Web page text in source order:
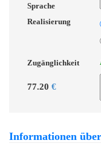
Sprache
Realisierung
Zugänglichkeit
77.20 €
Informationen